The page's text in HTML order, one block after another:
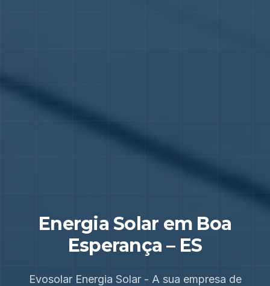
Energia Solar em Boa
Esperança – ES
Evosolar Energia Solar - A sua empresa de